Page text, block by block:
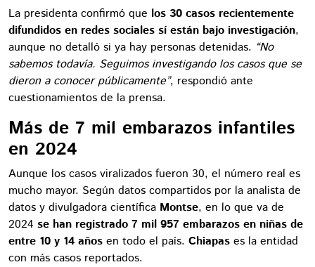
La presidenta confirmó que los 30 casos recientemente
difundidos en redes sociales sí están bajo investigación,
aunque no detalló si ya hay personas detenidas. “No
sabemos todavía. Seguimos investigando los casos que se
dieron a conocer públicamente”, respondió ante
cuestionamientos de la prensa.
Más de 7 mil embarazos infantiles
en 2024
Aunque los casos viralizados fueron 30, el número real es
mucho mayor. Según datos compartidos por la analista de
datos y divulgadora científica Montse, en lo que va de
2024 se han registrado 7 mil 957 embarazos en niñas de
entre 10 y 14 años en todo el país. Chiapas es la entidad
con más casos reportados.